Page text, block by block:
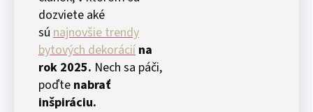
dozviete aké
sú najnovšie trendy
bytových dekorácií na
rok 2025. Nech sa páči,
poďte nabrať
inšpiráciu.